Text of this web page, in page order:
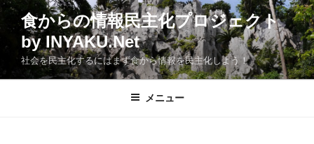
コ
食からの情報民主化プロジェクト
by INYAKU.Net
社会を民主化するにはまず食から情報を民主化しよう！
メニュー